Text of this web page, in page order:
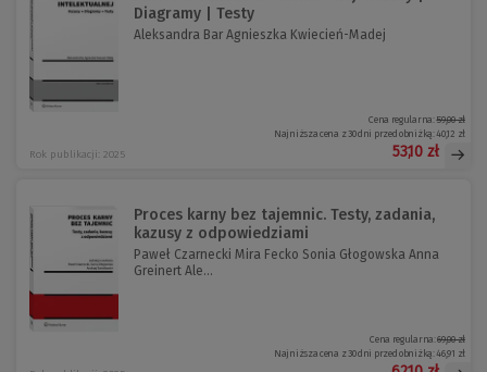
Diagramy | Testy
Aleksandra Bar Agnieszka Kwiecień-Madej
Rok publikacji: 2025
Cena regularna:59,00 zł
Najniższa cena z 30 dni przed obniżką:40,12 zł
53,10 zł
Proces karny bez tajemnic. Testy, zadania,
kazusy z odpowiedziami
Paweł Czarnecki Mira Fecko Sonia Głogowska Anna
Greinert Ale...
Cena regularna:69,00 zł
Najniższa cena z 30 dni przed obniżką:46,91 zł